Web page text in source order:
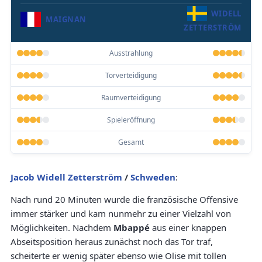
MAIGNAN
WIDELL
ZETTERSTRÖM
Ausstrahlung
Torverteidigung
Raumverteidigung
Spieleröffnung
Gesamt
Jacob Widell Zetterström / Schweden:
Nach rund 20 Minuten wurde die französische Offensive
immer stärker und kam nunmehr zu einer Vielzahl von
Möglichkeiten. Nachdem Mbappé aus einer knappen
Abseitsposition heraus zunächst noch das Tor traf,
scheiterte er wenig später ebenso wie Olise mit tollen